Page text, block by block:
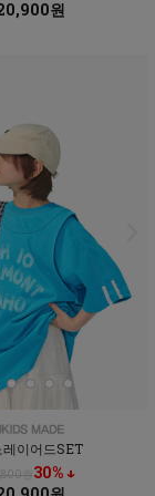
원
레이어드SET
원 30% ↓